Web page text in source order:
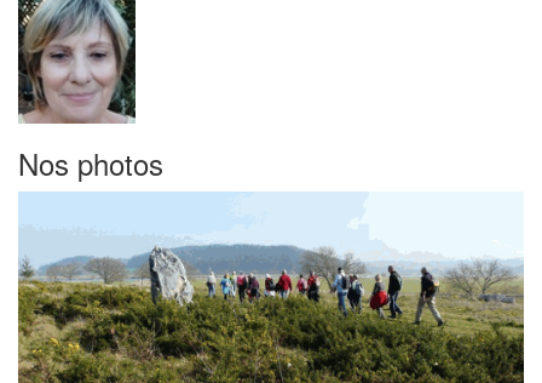
Nos photos